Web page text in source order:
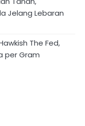
Jelang Lebaran
The Fed,
per Gram